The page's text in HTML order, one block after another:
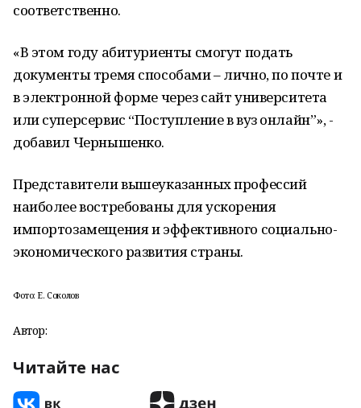
соответственно.
«В этом году абитуриенты смогут подать
документы тремя способами – лично, по почте и
в электронной форме через сайт университета
или суперсервис “Поступление в вуз онлайн”», -
добавил Чернышенко.
Представители вышеуказанных профессий
наиболее востребованы для ускорения
импортозамещения и эффективного социально-
экономического развития страны.
Фото: Е. Соколов
Автор:
Читайте нас